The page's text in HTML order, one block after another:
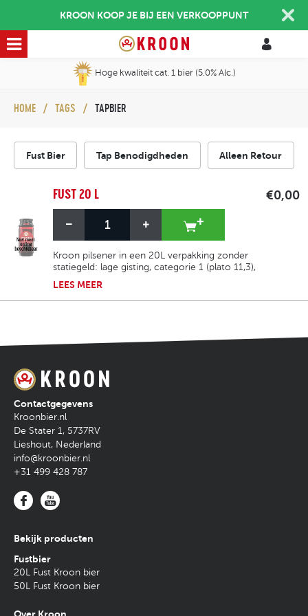
KROON KOOP JE BIJ EEN VERKOOPPUNT
Hoge kwaliteit cat. 1 bier (5.0% Alc.)
HOME TAGS TAPBIER
Fust Bier Tap Benodigdheden Alleen Retour
FUST 20 L €0,00
Kroon pilsener in een 20L verpakking zonder
statiegeld: lage gisting, categorie 1 (plato 11,3),
5% alcohol, bitterheid 21 EBU en kleur
goudgeel (10 EBC). Het is verfrissend, licht
fruitig, licht hoppig en heeft een milde
LEES MEER
Contactgegevens
Kroonbier.nl
De Stater 1, 5737RV
Lieshout, Nederland
info@kroonbier.nl
+31 499 428 787
Bekijk producten
Fustbier
20L Fust Kroon bier
50L Fust Kroon bier